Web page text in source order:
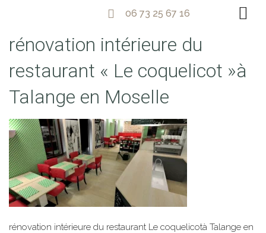
06 73 25 67 16
rénovation intérieure du
restaurant « Le coquelicot »à
Talange en Moselle
rénovation intérieure du restaurant Le coquelicotà Talange en